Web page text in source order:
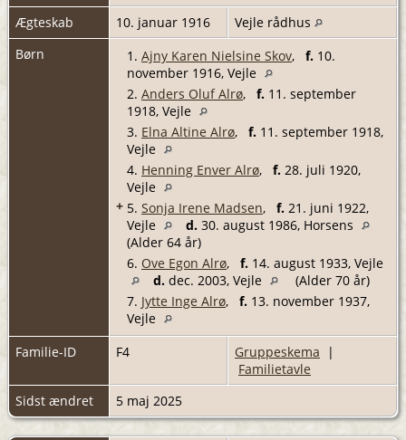
Ægteskab
10. januar 1916
Vejle rådhus
Børn
1. Ajny Karen Nielsine Skov, f. 10.
november 1916, Vejle
2. Anders Oluf Alrø, f. 11. september
1918, Vejle
3. Elna Altine Alrø, f. 11. september 1918,
Vejle
4. Henning Enver Alrø, f. 28. juli 1920,
Vejle
+ 5. Sonja Irene Madsen, f. 21. juni 1922,
Vejle
d. 30. august 1986, Horsens
(Alder 64 år)
6. Ove Egon Alrø, f. 14. august 1933, Vejle
d. dec. 2003, Vejle
(Alder 70 år)
7. Jytte Inge Alrø, f. 13. november 1937,
Vejle
Familie-ID
F4 Gruppeskema |
Familietavle
Sidst ændret
5 maj 2025